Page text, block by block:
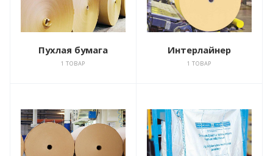
Пухлая бумага
1 ТОВАР
Интерлайнер
1 ТОВАР